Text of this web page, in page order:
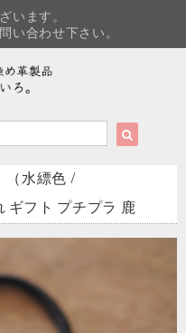
います。
い合わせ下さい。
（水縹色 /
フト プチプラ 鹿